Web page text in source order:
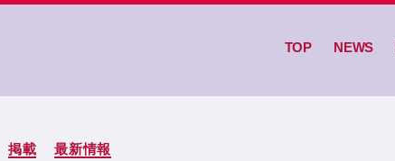
TOP NEWS
カ
テ
掲載 最新情報